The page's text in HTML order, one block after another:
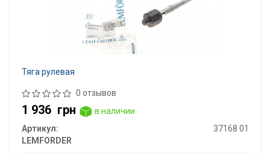
Тяга рулевая
0 отзывов
1 936 грн
в наличии
Артикул:
37168 01
LEMFORDER